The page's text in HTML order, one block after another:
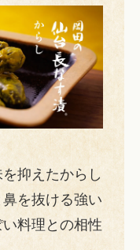
抑えたからし
を抜ける強い
料理との相性